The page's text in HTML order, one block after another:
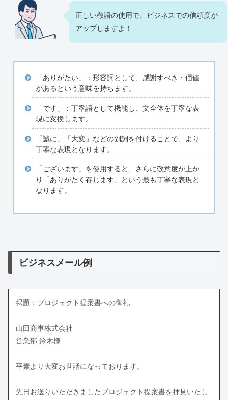
正しい敬語の使用で、ビジネスでの信頼度が
アップしますよ！
「ありがたい」：形容詞として、感謝すべき・価値
があるという意味を持ちます。
「です」：丁寧語として機能し、文全体を丁寧な表
現に変換します。
「誠に」「大変」などの副詞を付けることで、より
丁寧な表現となります。
「ございます」を使用すると、さらに敬意度が上が
り「ありがたく存じます」という最も丁寧な表現と
なります。
ビジネスメール例
掲題：プロジェクト提案書への御礼
山田商事株式会社
営業部 鈴木様
平素より大変お世話になっております。
先日お送りいただきましたプロジェクト提案書を拝見いたし